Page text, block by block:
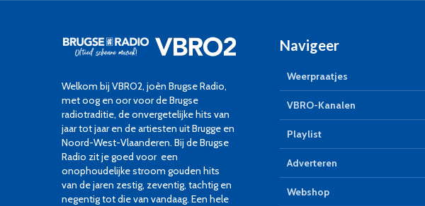
Welkom bij VBRO2, joèn Brugse Radio,
met oog en oor voor de Brugse
radiotraditie, de onvergetelijke hits van
jaar tot jaar en de artiesten uit Brugge en
Noord-West-Vlaanderen. Bij de Brugse
Radio zit je goed voor een
onophoudelijke stroom gouden hits
van de jaren zestig, zeventig, tachtig en
negentig tot die van vandaag. Een hele
Navigeer
Weerpraatjes
VBRO-Kanalen
Playlist
Adverteren
Webshop